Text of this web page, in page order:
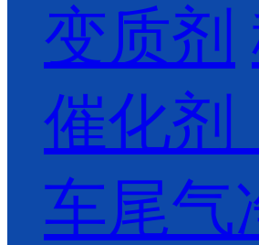
变质剂
催化剂
车尾气